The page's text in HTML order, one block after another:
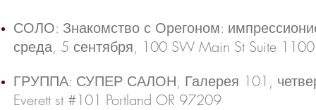
СОЛО: Знакомство с Орегоном:
среда, 5 сентября, 100 SW Main St Suite
ГРУППА: СУПЕР САЛОН, Галерея 101,
Everett st #101 Portland OR 97209